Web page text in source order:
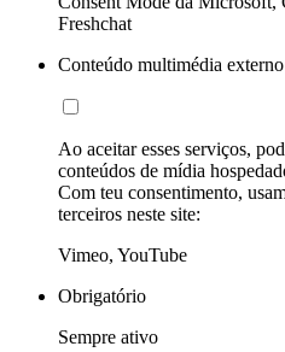
Freshchat
Conteúdo multimédia externo
Ao aceitar esses serviços,
conteúdos de mídia
Com teu consentimento,
terceiros neste site:
Vimeo, YouTube
Obrigatório
Sempre ativo